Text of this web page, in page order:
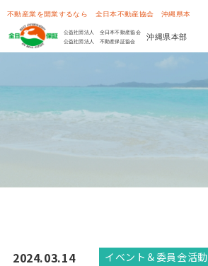
2024.03.14 イベント＆委員会活動